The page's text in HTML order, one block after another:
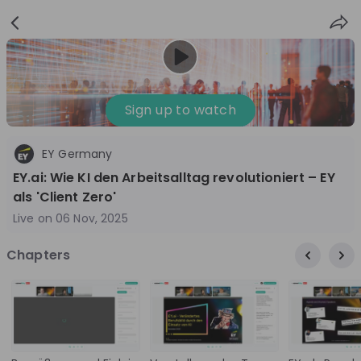
Login
up
Follow Share
EY Germany
Management Consulting, Accounting
10'000+
Overview Jobs Live streams Recordings
Sign up to watch
EY Germany
EY.ai: Wie KI den Arbeitsalltag revolutioniert – EY
als 'Client Zero'
Live on 06 Nov, 2025
Chapters